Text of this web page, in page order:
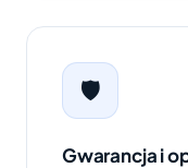
🛡️
Gwarancja i